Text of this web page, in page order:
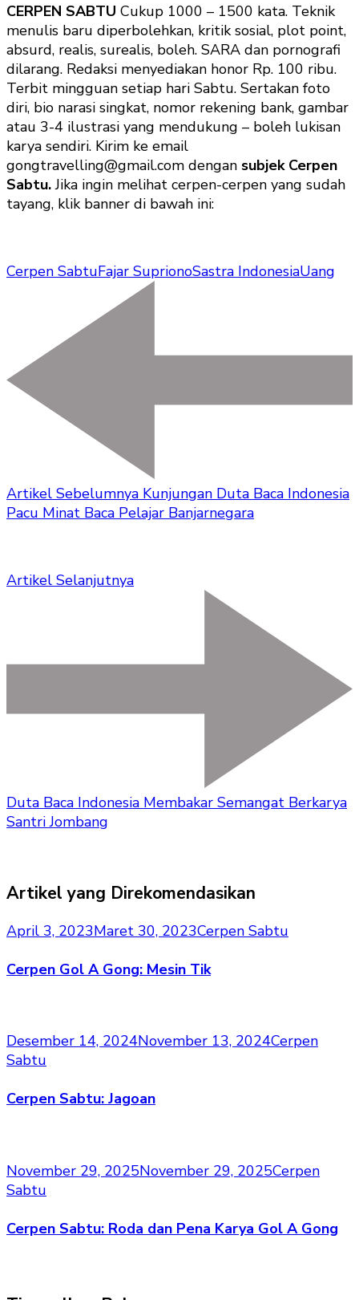
CERPEN SABTU Cukup 1000 – 1500 kata. Teknik
menulis baru diperbolehkan, kritik sosial, plot point,
absurd, realis, surealis, boleh. SARA dan pornografi
dilarang. Redaksi menyediakan honor Rp. 100 ribu.
Terbit mingguan setiap hari Sabtu. Sertakan foto
diri, bio narasi singkat, nomor rekening bank, gambar
atau 3-4 ilustrasi yang mendukung – boleh lukisan
karya sendiri. Kirim ke email
gongtravelling@gmail.com dengan subjek Cerpen
Sabtu.Jika ingin melihat cerpen-cerpen yang sudah
tayang, klik banner di bawah ini:
Cerpen SabtuFajar SuprionoSastra IndonesiaUang
Artikel Sebelumnya Kunjungan Duta Baca Indonesia
Pacu Minat Baca Pelajar Banjarnegara
Artikel Selanjutnya
Duta Baca Indonesia Membakar Semangat Berkarya
Santri Jombang
Artikel yang Direkomendasikan
April 3, 2023Maret 30, 2023Cerpen Sabtu
Cerpen Gol A Gong: Mesin Tik
Desember 14, 2024November 13, 2024Cerpen
Sabtu
Cerpen Sabtu: Jagoan
November 29, 2025November 29, 2025Cerpen
Sabtu
Cerpen Sabtu: Roda dan Pena Karya Gol A Gong